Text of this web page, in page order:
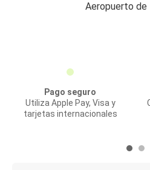
Aeropuerto de
Pago seguro
Utiliza Apple Pay, Visa y
tarjetas internacionales